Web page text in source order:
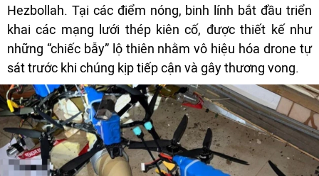
Hezbollah. Tại các điểm nóng, binh lính bắt đầu triển
khai các mạng lưới thép kiên cố, được thiết kế như
những “chiếc bẫy” lộ thiên nhằm vô hiệu hóa drone tự
sát trước khi chúng kịp tiếp cận và gây thương vong.